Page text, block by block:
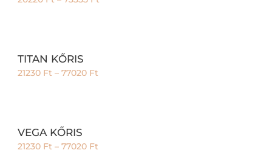
TITAN KŐRIS
21230 Ft – 77020 Ft
VEGA KŐRIS
21230 Ft – 77020 Ft